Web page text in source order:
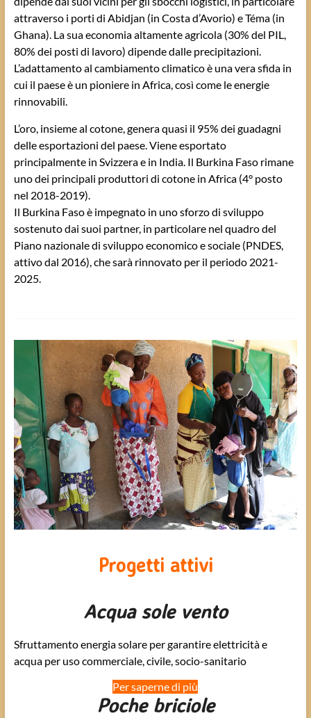
attraverso i porti di Abidjan (in Costa d’Avorio) e Téma (in
Ghana). La sua economia altamente agricola (30% del PIL,
80% dei posti di lavoro) dipende dalle precipitazioni.
L’adattamento al cambiamento climatico è una vera sfida in
cui il paese è un pioniere in Africa, così come le energie
rinnovabili.
L’oro, insieme al cotone, genera quasi il 95% dei guadagni
delle esportazioni del paese. Viene esportato
principalmente in Svizzera e in India. Il Burkina Faso rimane
uno dei principali produttori di cotone in Africa (4° posto
nel 2018-2019).
Il Burkina Faso è impegnato in uno sforzo di sviluppo
sostenuto dai suoi partner, in particolare nel quadro del
Piano nazionale di sviluppo economico e sociale (PNDES,
attivo dal 2016), che sarà rinnovato per il periodo 2021-
2025.
Progetti attivi
Acqua sole vento
Sfruttamento energia solare per garantire elettricità e
acqua per uso commerciale, civile, socio-sanitario
Per saperne di più
Poche briciole